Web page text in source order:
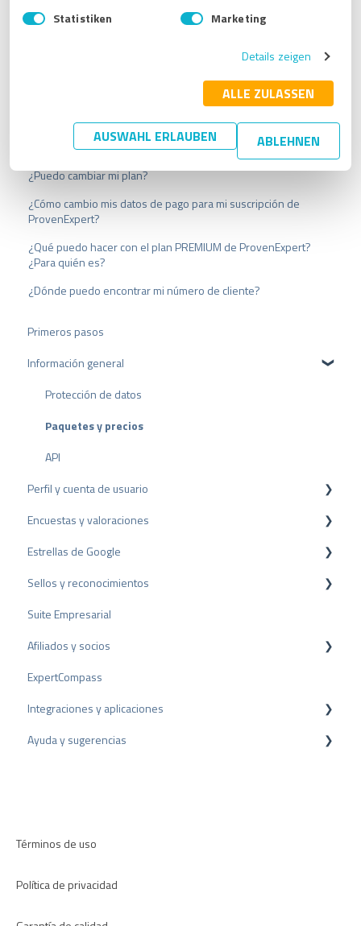
w
w
Statistiken Marketing
Details zeigen
ALLE ZULASSEN
AUSWAHL ERLAUBEN ABLEHNEN
incluyendo un enlace directo a mi perfil público de
ProvenExpert?
¿Puedo cambiar mi plan?
¿Cómo cambio mis datos de pago para mi suscripción de
ProvenExpert?
¿Qué puedo hacer con el plan PREMIUM de ProvenExpert?
¿Para quién es?
¿Dónde puedo encontrar mi número de cliente?
Primeros pasos
Información general
Protección de datos
Paquetes y precios
API
Perfil y cuenta de usuario
Configuración del perfil
Cuenta de usuario
Facturación
Encuestas y valoraciones
Reseñas
Encuestas
Otras fuentes
Compartir Reseñas
Reseñas negativas
Proceso de Arbitraje
Consejos sobre reseñas
Estrellas de Google
Rich Snippet
Sellos y reconocimientos
Sello PRO
Sello de valoración
Premios
Suite Empresarial
Afiliados y socios
Programa de partners
Recomendación
ExpertCompass
Integraciones y aplicaciones
Plugins para CMS
Ayuda y sugerencias
Términos de uso
Política de privacidad